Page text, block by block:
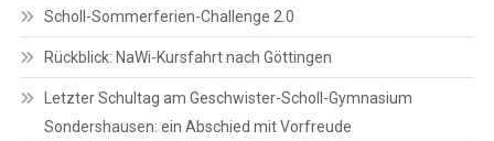
Scholl-Sommerferien-Challenge 2.0
Rückblick: NaWi-Kursfahrt nach Göttingen
Letzter Schultag am Geschwister-Scholl-Gymnasium
Sondershausen: ein Abschied mit Vorfreude